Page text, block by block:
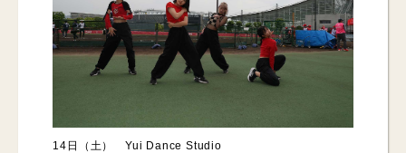
14日（土） Yui Dance Studio